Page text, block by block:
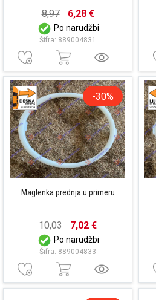
8,97 6,28 €
Po narudžbi
Šifra: 889004831
-30%
Maglenka prednja u primeru
10,03 7,02 €
Po narudžbi
Šifra: 889004833